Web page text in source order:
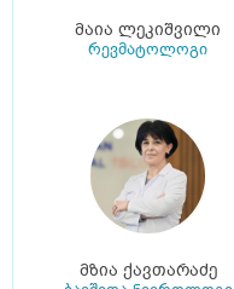
მაია ლეკიშვილი
რევმატოლოგი
მზია ქავთარაძე